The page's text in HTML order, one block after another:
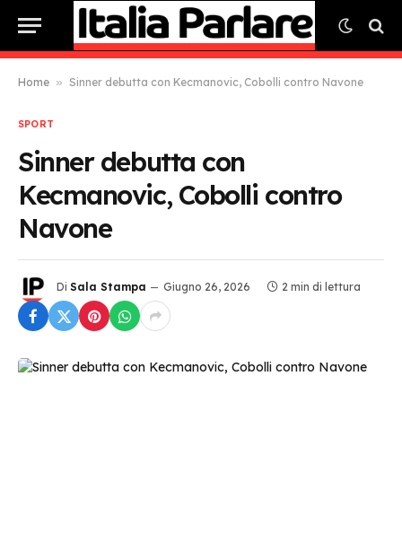
Home » Sinner debutta con Kecmanovic, Cobolli contro Navone
SPORT
Sinner debutta con
Kecmanovic, Cobolli contro
Navone
Di Sala Stampa Giugno 26, 2026 2 min di lettura